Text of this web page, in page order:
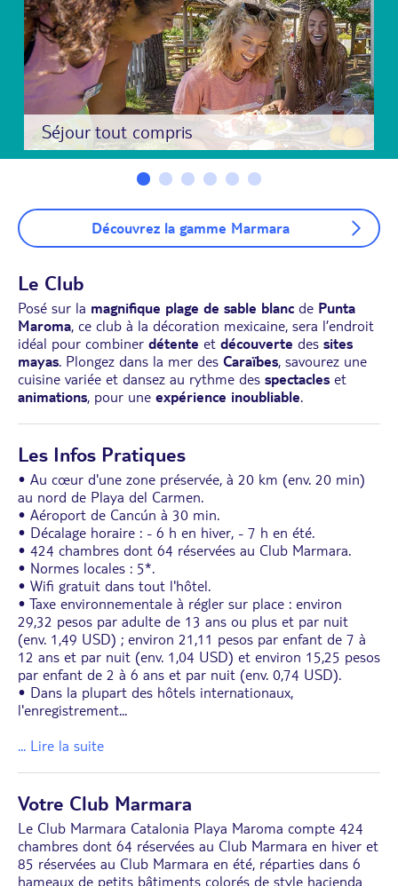
Séjour tout compris
Découvrez la gamme Marmara
Le Club
Posé sur la magnifique plage de sable blanc de Punta
Maroma, ce club à la décoration mexicaine, sera l’endroit
idéal pour combiner détente et découverte des sites
mayas. Plongez dans la mer des Caraïbes, savourez une
cuisine variée et dansez au rythme des spectacles et
animations, pour une expérience inoubliable.
Les Infos Pratiques
• Au cœur d'une zone préservée, à 20 km (env. 20 min)
au nord de Playa del Carmen.
• Aéroport de Cancún à 30 min.
• Décalage horaire : - 6 h en hiver, - 7 h en été.
• 424 chambres dont 64 réservées au Club Marmara.
• Normes locales : 5*.
• Wifi gratuit dans tout l'hôtel.
• Taxe environnementale à régler sur place : environ
29,32 pesos par adulte de 13 ans ou plus et par nuit
(env. 1,49 USD) ; environ 21,11 pesos par enfant de 7 à
12 ans et par nuit (env. 1,04 USD) et environ 15,25 pesos
par enfant de 2 à 6 ans et par nuit (env. 0,74 USD).
• Dans la plupart des hôtels internationaux,
l'enregistrement...
... Lire la suite
Votre Club Marmara
Le Club Marmara Catalonia Playa Maroma compte 424
chambres dont 64 réservées au Club Marmara en hiver et
85 réservées au Club Marmara en été, réparties dans 6
hameaux de petits bâtiments colorés de style hacienda